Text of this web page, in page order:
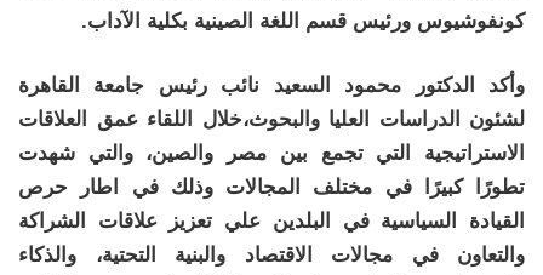
كونفوشيوس ورئيس قسم اللغة الصينية بكلية الآداب.
وأكد الدكتور محمود السعيد نائب رئيس جامعة القاهرة
لشئون الدراسات العليا والبحوث،خلال اللقاء عمق العلاقات
الاستراتيجية التي تجمع بين مصر والصين، والتي شهدت
تطورًا كبيرًا في مختلف المجالات وذلك في اطار حرص
القيادة السياسية في البلدين علي تعزيز علاقات الشراكة
والتعاون في مجالات الاقتصاد والبنية التحتية، والذكاء